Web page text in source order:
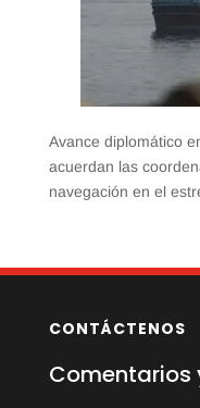
Avance diplomático
acuerdan las
navegación en el
CONTÁCTENOS
Comentarios